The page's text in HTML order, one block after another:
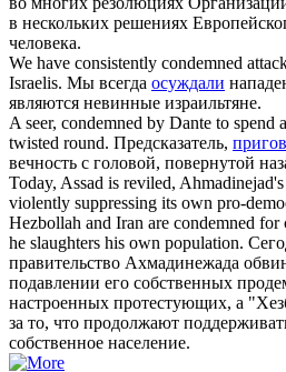
в нескольких решениях
человека.
We have consistently condemned
Israelis. Мы всегда осуждали
являются невинные израильтяне.
A seer, condemned by Dante to spend
twisted round. Предсказатель,
вечность с головой, повернутой
Today, Assad is reviled,
violently suppressing its own pro-
Hezbollah and Iran are condemned for
he slaughters his own population.
правительство Ахмадинежада
подавлении его собственных
настроенных протестующих, а
за то, что продолжают
собственное население.